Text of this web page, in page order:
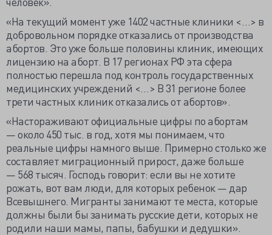
«На текущий момент уже 1402 частные клиники <…> в
добровольном порядке отказались от производства
абортов. Это уже больше половины клиник, имеющих
лицензию на аборт. В 17 регионах РФ эта сфера
полностью перешла под контроль государственных
медицинских учреждений <…> В 31 регионе более
трети частных клиник отказались от абортов».
«Настораживают официальные цифры по абортам
— около 450 тыс. в год, хотя мы понимаем, что
реальные цифры намного выше. Примерно столько же
составляет миграционный прирост, даже больше
— 568 тысяч. Господь говорит: если вы не хотите
рожать, вот вам люди, для которых ребенок — дар
Всевышнего. Мигранты занимают те места, которые
должны были бы занимать русские дети, которых не
родили наши мамы, папы, бабушки и дедушки».